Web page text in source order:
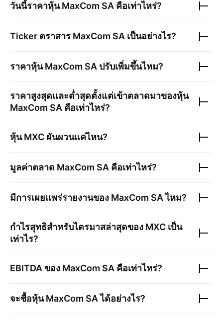
วันนี้ราคาหุ้นMaxCom SA คือเท่าไหร่?
Ticker ตราสาร MaxCom SA เป็นอย่างไร?
ราคาหุ้นMaxCom SA ปรับเพิ่มขึ้นไหม?
ราคาสูงสุดและต่ำสุดตั้งแต่เข้าตลาดมาของหุ้น
MaxCom SA คือเท่าไหร่?
หุ้นMXC ผันผวนแค่ไหน?
มูลค่าตลาด MaxCom SA คือเท่าไหร่?
มีการเผยแพร่รายงานของ MaxCom SAไหม?
กำไรสุทธิสำหรับไตรมาสล่าสุดของ MXC เป็น
เท่าไร?
EBITDA ของ MaxCom SA คือเท่าไหร่?
จะซื้อหุ้นMaxCom SAได้อย่างไร?